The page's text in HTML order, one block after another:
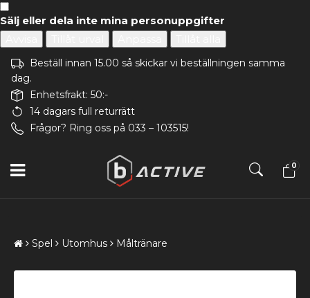
Sälj eller dela inte mina personuppgifter
Beställ innan 15.00 så skickar vi beställningen samma
dag.
Enhetsfrakt: 50:-
14 dagars full returrätt
Frågor? Ring oss på 033 – 103515!
0
Spel Utomhus Måltränare